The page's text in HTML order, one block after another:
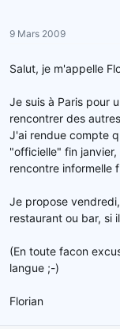
e
d
s
c
u
s
s
o
n
9 Mars 2009
Salut, je m'appelle
Je suis à Paris pour
rencontrer des
J'ai rendue compte
"officielle" fin
rencontre informelle
Je propose
restaurant ou bar, si
(En toute facon
langue ;-)
Florian